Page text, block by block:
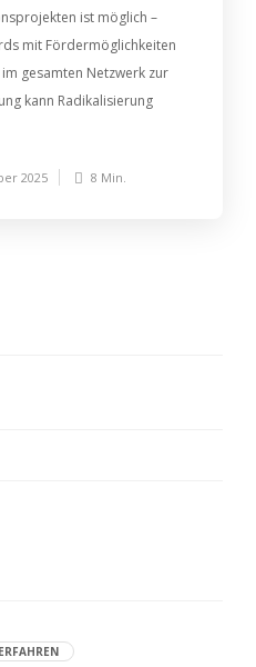
ist möglich –
mit Fördermöglichkeiten
gesamten Netzwerk zur
kann Radikalisierung
2025 8 Min.